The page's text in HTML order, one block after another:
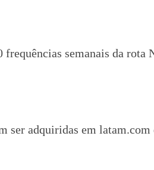
semanais da
ser adquiridas em